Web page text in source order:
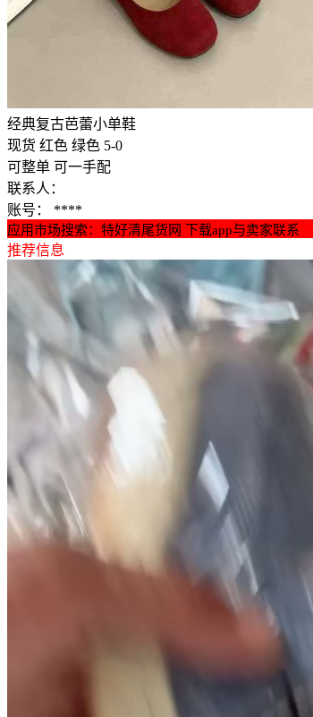
经典复古芭蕾小单鞋
现货 红色 绿色 5-0
可整单 可一手配
联系人：
账号：
****
应用市场搜索：特好清尾货网 下载app与卖家联系
推荐信息